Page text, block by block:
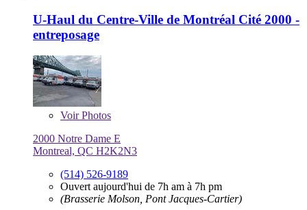
U-Haul du Centre-Ville de Montréal Cité 2000 -
entreposage
VoirPhotos
2000 Notre Dame E
Montreal, QC H2K2N3
(514) 526-9189
Ouvert aujourd'hui de 7h am à 7h pm
(Brasserie Molson, Pont Jacques-Cartier)